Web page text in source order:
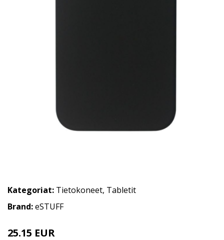
Kategoriat: Tietokoneet, Tabletit
Brand:eSTUFF
25.15 EUR